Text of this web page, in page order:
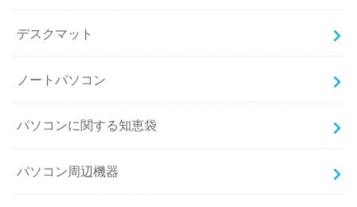
デスクマット
ノートパソコン
パソコンに関する知恵袋
パソコン周辺機器